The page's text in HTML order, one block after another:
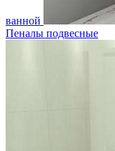
ванной
Пеналы подвесные